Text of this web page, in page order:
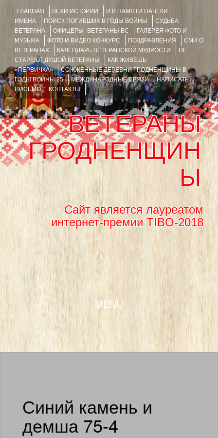
ГЛАВНАЯ ВЕХИ ИСТОРИИ
И В ПАМЯТИ НАВЕКИ
ИМЕНА
ПОИСК ПОГИБШИХ В ГОДЫ ВОЙНЫ
СУДЬБА
ВЕТЕРАНА
ОФИЦЕРЫ- ВЕТЕРАНЫ ВС
ГАЛЕРЕЯ ФОТО И
МУЗЫКА
ФОТО И ВИДЕО КОНКУРС ПОЗДРАВЛЕНИЯ
СМИ О
ВЕТЕРАНАХ
КАЛЕНДАРЬ ВЕТЕРАНСКОЙ МУДРОСТИ
НЕ
СТАРЕЮТ ДУШОЙ ВЕТЕРАНЫ
КАК ЖИВЁШЬ
«ПЕРВИЧКА»
СОЖЖЁННЫЕ ДЕРЕВНИ ГРОДНЕНЩИНЫ В
ГОДЫ ВОЙНЫ 35
МЕЖДУНАРОДНЫЕ СВЯЗИ
НАПИСАТЬ
ПИСЬМО
КОНТАКТЫ
ВЕТЕРАНЫ
ГРОДНЕНЩИН
Ы
Сайт является лауреатом
интернет-премии TIBO-2018
MENU
SKIP TO CONTENT
Синий камень и
демша 75-4